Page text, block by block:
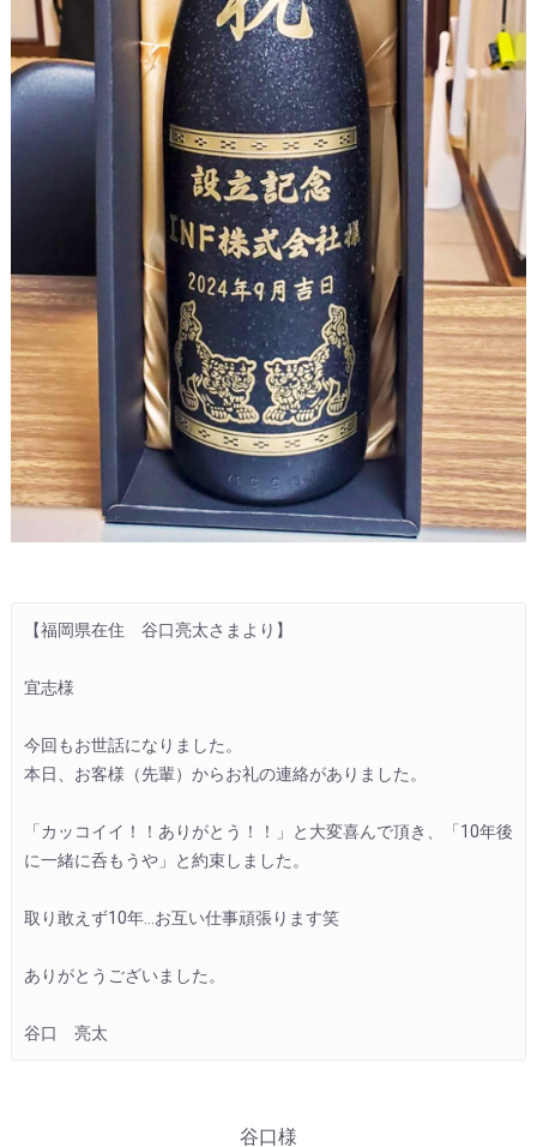
【福岡県在住　谷口亮太さまより】
宜志様
今回もお世話になりました。
本日、お客様（先輩）からお礼の連絡がありました。
「カッコイイ！！ありがとう！！」と大変喜んで頂き、「10年後
に一緒に呑もうや」と約束しました。
取り敢えず10年…お互い仕事頑張ります笑
ありがとうございました。
谷口　亮太
谷口様